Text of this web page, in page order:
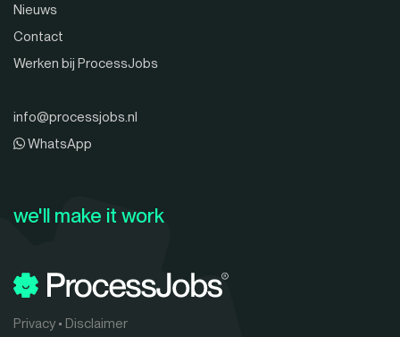
Nieuws
Contact
Werken bij ProcessJobs
info@processjobs.nl
WhatsApp
Privacy• Disclaimer
we'll make it work